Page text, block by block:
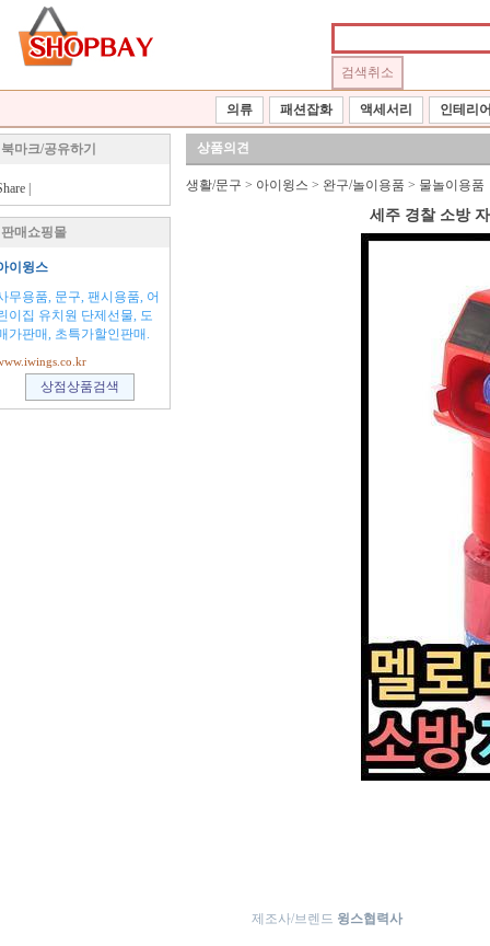
의류 패션잡화 액세서리 인테리
북마크/공유하기
판매쇼핑몰
이윙스
무용품, 문구, 팬시용품, 어
이집 유치원 단제선물, 도
가판매, 초특가할인판매.
상품의견
생활/문구 > 아이윙스 > 완구/놀이용품 > 물놀이용품
세주 경찰 소방
제조사/브렌드 윙스협력사